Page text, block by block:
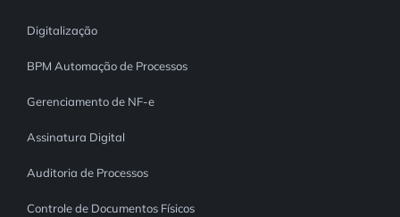
Digitalização
BPM Automação de Processos
Gerenciamento de NF-e
Assinatura Digital
Auditoria de Processos
Controle de Documentos Físicos